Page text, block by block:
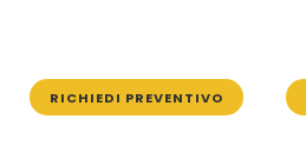
RICHIEDI PREVENTIVO